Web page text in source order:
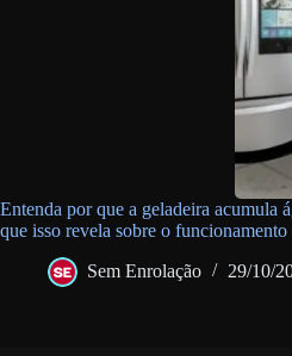
Entenda por que a geladeira acumula
que isso revela sobre o funcionamento
Sem Enrolação 29/10/